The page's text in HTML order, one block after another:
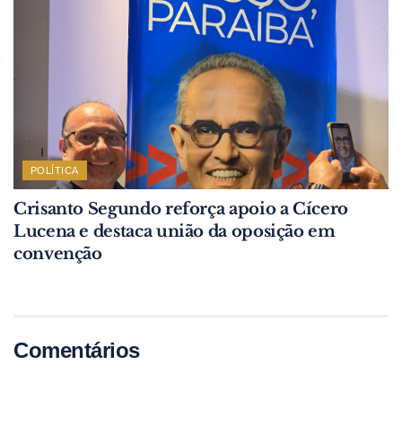
POLÍTICA
Crisanto Segundo reforça apoio a Cícero
Lucena e destaca união da oposição em
convenção
Comentários